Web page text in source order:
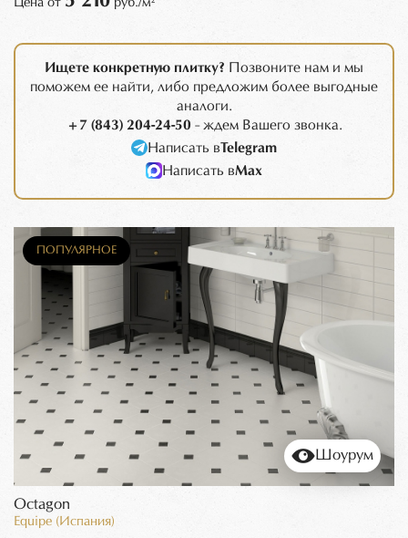
Ищете конкретную плитку? Позвоните нам и мы
поможем ее найти, либо предложим более выгодные
аналоги.
+7 (843) 204-24-50 - ждем Вашего звонка.
Написать вTelegram
Написать вMax
ПОПУЛЯРНОЕ
Шоурум
Octagon
Equipe (Испания)